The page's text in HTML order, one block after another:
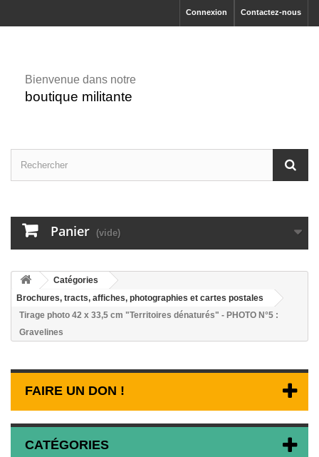
Contactez-nous
Connexion
Bienvenue dans notre
boutique militante
Panier (vide)
Catégories
Brochures, tracts, affiches, photographies et cartes postales
Tirage photo 42 x 33,5 cm "Territoires dénaturés" - PHOTO N°5 :
Gravelines
FAIRE UN DON !
CATÉGORIES